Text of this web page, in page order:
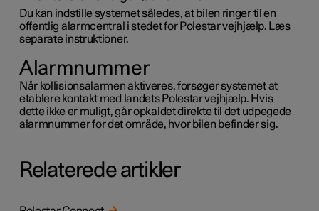
Du kan indstille systemet således, at bilen ringer til en
offentlig alarmcentral i stedet for Polestar vejhjælp. Læs
separate instruktioner.
Alarmnummer
Når kollisionsalarmen aktiveres, forsøger systemet at
etablere kontakt med landets Polestar vejhjælp. Hvis
dette ikke er muligt, går opkaldet direkte til det udpegede
alarmnummer for det område, hvor bilen befinder sig.
Relaterede artikler